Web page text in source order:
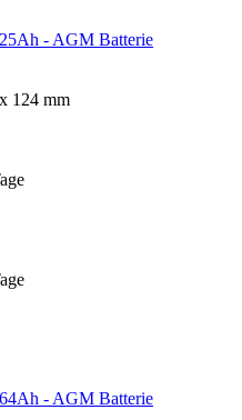
- AGM Batterie
124 mm
- AGM Batterie